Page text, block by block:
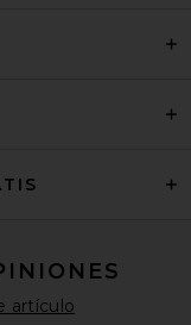
artículo